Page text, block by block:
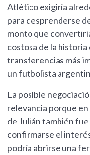
Atlético exigiría
para desprenderse
monto que
costosa de la historia
transferencias más
un futbolista
La posible
relevancia porque en
de Julián también
confirmarse el
podría abrirse una